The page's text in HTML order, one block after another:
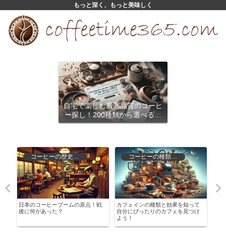
もっと深く、もっと美味しく
自宅で楽しむ最高品質のコーヒ
ー探し！200種類から選べるサ
ブスクリプション
日本のコーヒーブームの原点！戦
後に何があった？
カフェインの種類と効果を知って
自分にぴったりのカフェを見つけ
よう！